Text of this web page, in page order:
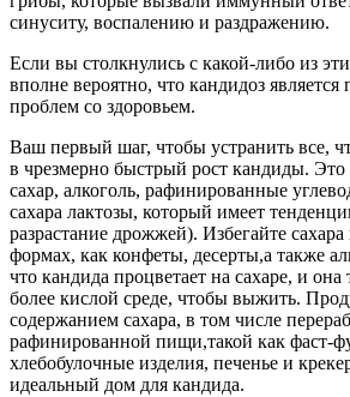
синуситу, воспалению и раздражению.
Если вы столкнулись с какой-либо из
вполне вероятно, что кандидоз
проблем со здоровьем.
Ваш первый шаг, чтобы устранить все,
в чрезмерно быстрый рост кандиды. Это
сахар, алкоголь, рафинированные
сахара лактозы, который имеет
разрастание дрожжей). Избегайте
формах, как конфеты, десерты,а также
что кандида процветает на сахаре, и она
более кислой среде, чтобы выжить.
содержанием сахара, в том числе
рафинированной пищи,такой как фаст-
хлебобулочные изделия, печенье и
идеальный дом для кандида.